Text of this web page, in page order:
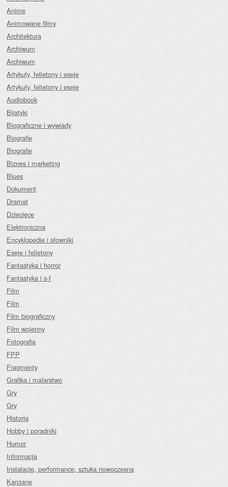
Anime
Animowane filmy
Architektura
Archiwum
Archiwum
Artykuły, felietony i eseje
Artykuły, felietony i eseje
Audiobook
Bijatyki
Biograficzne i wywiady
Biografie
Biografie
Biznes i marketing
Blues
Dokument
Dramat
Dziecięce
Elektroniczna
Encyklopedie i słowniki
Eseje i felietony
Fantastyka i horror
Fantastyka i s-f
Film
Film
Film biograficzny
Film wojenny
Fotografia
FPP
Fragmenty
Grafika i malarstwo
Gry
Gry
Historia
Hobby i poradniki
Humor
Informacja
Instalacje, performance, sztuka nowoczesna
Karciane